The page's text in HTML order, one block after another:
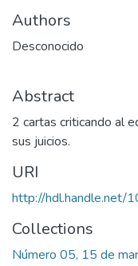
Authors
Desconocido
Abstract
2 cartas criticando al
sus juicios.
URI
http://hdl.handle.net/
Collections
Número 05, 15 de